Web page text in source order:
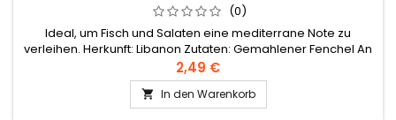
(0)
Ideal, um Fisch und Salaten eine mediterrane Note zu
verleihen. Herkunft: Libanon Zutaten: Gemahlener Fenchel An
einem kühlen, trockenen Ort aufbewahren.
2,49 €
 In den Warenkorb